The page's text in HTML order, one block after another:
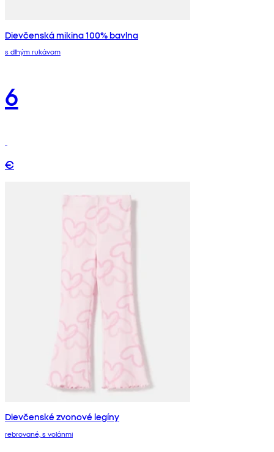
Dievčenská mikina 100% bavlna
s dlhým rukávom
6
€
Dievčenské zvonové legíny
rebrované, s volánmi